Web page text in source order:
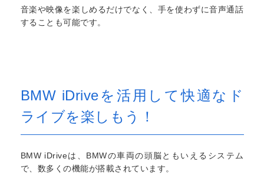
音楽や映像を楽しめるだけでなく、手を使わずに音声通話
することも可能です。
BMW iDriveを活用して快適なド
ライブを楽しもう！
BMW iDriveは、BMWの車両の頭脳ともいえるシステム
で、数多くの機能が搭載されています。